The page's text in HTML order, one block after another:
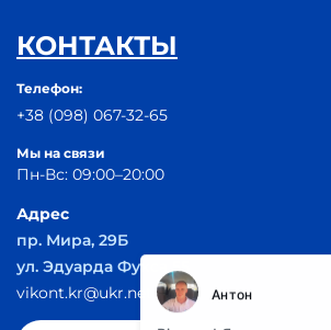
КОНТАКТЫ
Телефон:
+38 (098) 067-32-65
Мы на связи
Пн-Вс: 09:00–20:00
Адрес
пр. Мира, 29Б
ул. Эдуарда Фукса 55
vikont.kr@ukr.net